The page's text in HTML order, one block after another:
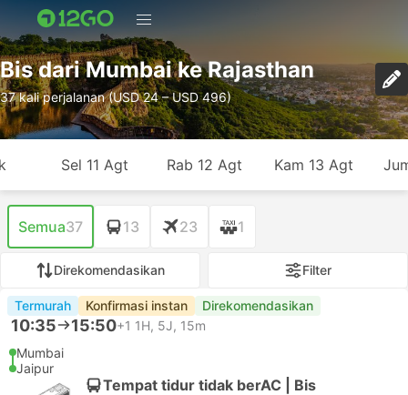
Bis dari Mumbai ke Rajasthan
37 kali perjalanan (USD 24 – USD 496)
Sel 11 Agt Rab 12 Agt Kam 13 Agt
Semua37 13 23 1
Direkomendasikan Filter
Termurah Konfirmasi instan Direkomendasikan
10:35 15:50+1 1H, 5J, 15m
Mumbai
Jaipur
Tempat tidur tidak berAC | Bis